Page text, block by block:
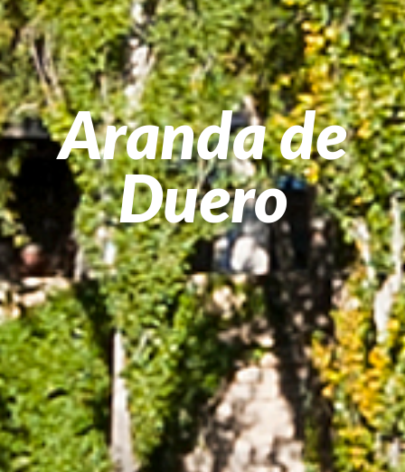
Aranda de
Duero